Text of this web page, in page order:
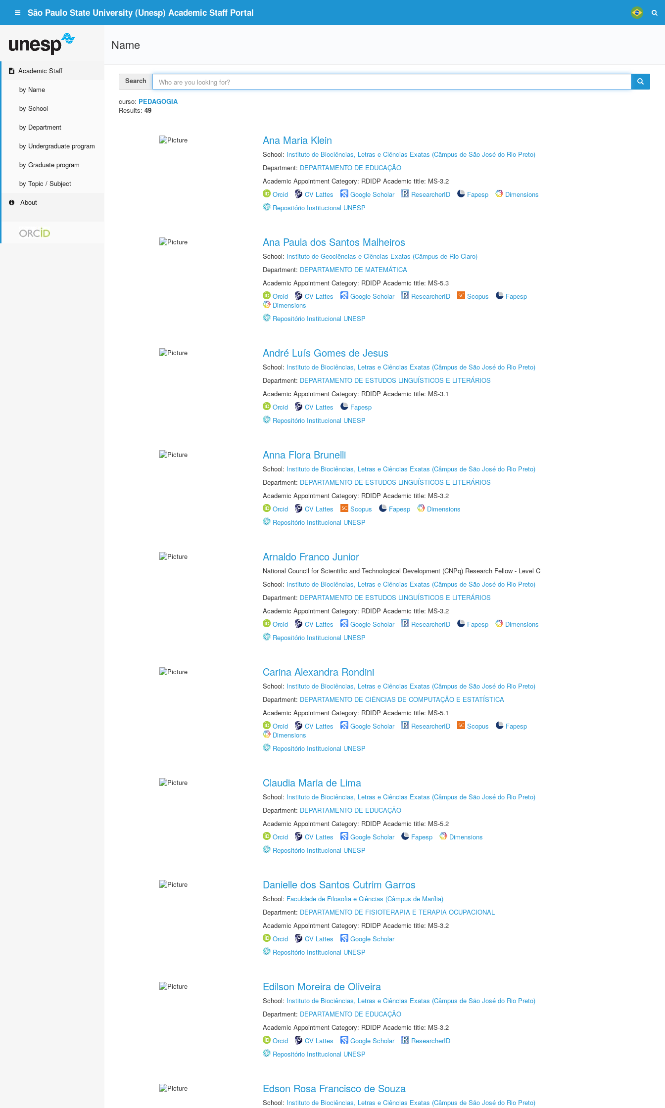
São Paulo State University (Unesp) Academic Staff Portal
Academic Staff
by Name
by School
by Department
by Undergraduate program
by Graduate program
by Topic / Subject
About
Name
Search
curso: PEDAGOGIA
Results: 49
Ana Maria Klein
School: Instituto de Biociências, Letras e Ciências Exatas (Câmpus de São José do Rio Preto)
Department: DEPARTAMENTO DE EDUCAÇÃO
Academic Appointment Category: RDIDP Academic title: MS-3.2
Orcid
CV Lattes Google Scholar ResearcherID Fapesp
Dimensions
Repositório Institucional UNESP
Ana Paula dos Santos Malheiros
School: Instituto de Geociências e Ciências Exatas (Câmpus de Rio Claro)
Department: DEPARTAMENTO DE MATEMÁTICA
Academic Appointment Category: RDIDP Academic title: MS-5.3
Orcid
CV Lattes Google Scholar ResearcherID Scopus
Fapesp
Dimensions
Repositório Institucional UNESP
André Luís Gomes de Jesus
School: Instituto de Biociências, Letras e Ciências Exatas (Câmpus de São José do Rio Preto)
Department: DEPARTAMENTO DE ESTUDOS LINGUÍSTICOS E LITERÁRIOS
Academic Appointment Category: RDIDP Academic title: MS-3.1
Orcid
CV Lattes
Fapesp
Repositório Institucional UNESP
Anna Flora Brunelli
School: Instituto de Biociências, Letras e Ciências Exatas (Câmpus de São José do Rio Preto)
Department: DEPARTAMENTO DE ESTUDOS LINGUÍSTICOS E LITERÁRIOS
Academic Appointment Category: RDIDP Academic title: MS-3.2
Orcid
CV Lattes Scopus Fapesp
Dimensions
Repositório Institucional UNESP
Arnaldo Franco Junior
National Council for Scientific and Technological Development (CNPq) Research Fellow - Level C
School: Instituto de Biociências, Letras e Ciências Exatas (Câmpus de São José do Rio Preto)
Department: DEPARTAMENTO DE ESTUDOS LINGUÍSTICOS E LITERÁRIOS
Academic Appointment Category: RDIDP Academic title: MS-3.2
Orcid
CV Lattes Google Scholar ResearcherID Fapesp
Dimensions
Repositório Institucional UNESP
Carina Alexandra Rondini
School: Instituto de Biociências, Letras e Ciências Exatas (Câmpus de São José do Rio Preto)
Department: DEPARTAMENTO DE CIÊNCIAS DE COMPUTAÇÃO E ESTATÍSTICA
Academic Appointment Category: RDIDP Academic title: MS-5.1
Orcid
CV Lattes Google Scholar ResearcherID Scopus
Fapesp
Dimensions
Repositório Institucional UNESP
Claudia Maria de Lima
School: Instituto de Biociências, Letras e Ciências Exatas (Câmpus de São José do Rio Preto)
Department: DEPARTAMENTO DE EDUCAÇÃO
Academic Appointment Category: RDIDP Academic title: MS-5.2
Orcid
CV Lattes Google Scholar Fapesp
Dimensions
Repositório Institucional UNESP
Danielle dos Santos Cutrim Garros
School: Faculdade de Filosofia e Ciências (Câmpus de Marília)
Department: DEPARTAMENTO DE FISIOTERAPIA E TERAPIA OCUPACIONAL
Academic Appointment Category: RDIDP Academic title: MS-3.2
Orcid
CV Lattes
Google Scholar
Repositório Institucional UNESP
Edilson Moreira de Oliveira
School: Instituto de Biociências, Letras e Ciências Exatas (Câmpus de São José do Rio Preto)
Department: DEPARTAMENTO DE EDUCAÇÃO
Academic Appointment Category: RDIDP Academic title: MS-3.2
Orcid
CV Lattes Google Scholar
ResearcherID
Repositório Institucional UNESP
Edson Rosa Francisco de Souza
School: Instituto de Biociências, Letras e Ciências Exatas (Câmpus de São José do Rio Preto)